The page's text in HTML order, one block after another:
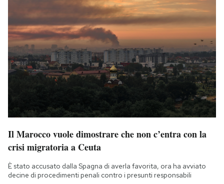
Il Marocco vuole dimostrare che non c’entra con la
crisi migratoria a Ceuta
È stato accusato dalla Spagna di averla favorita, ora ha avviato
decine di procedimenti penali contro i presunti responsabili